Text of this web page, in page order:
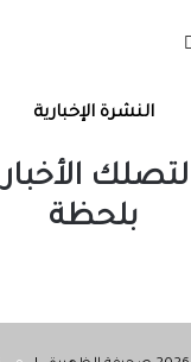
النشرة الإخبارية
بلحظة